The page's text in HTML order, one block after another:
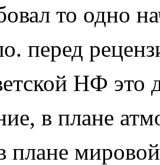
то одно
перед
НФ это
в плане
плане